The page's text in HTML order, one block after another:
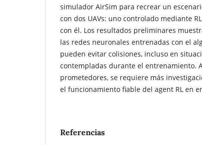
simulador AirSim para recrear un
con dos UAVs: uno controlado mediante
con él. Los resultados preliminares
las redes neuronales entrenadas con el
pueden evitar colisiones, incluso en
contempladas durante el entrenamiento.
prometedores, se requiere más
el funcionamiento fiable del agent RL en
Referencias